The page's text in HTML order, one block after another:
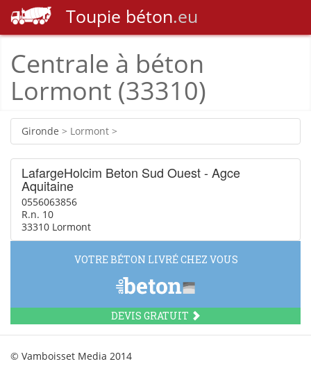
Toupie béton.eu
Centrale à béton
Lormont (33310)
Gironde > Lormont >
LafargeHolcim Beton Sud Ouest - Agce
Aquitaine
0556063856
R.n. 10
33310 Lormont
VOTRE BÉTON LIVRÉ CHEZ VOUS
DEVIS GRATUIT
© Vamboisset Media 2014